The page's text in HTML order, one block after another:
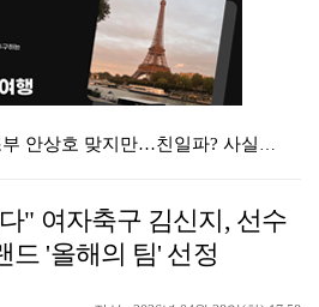
하영 측 "증조부 안상호 맞지만…친일파? 사실무근" […
"아예 다른 관계잖아"…황정민 폭로자, 팬 주장에 반박…
" 여자축구 김신지, 선수
드 '올해의 팀' 선정